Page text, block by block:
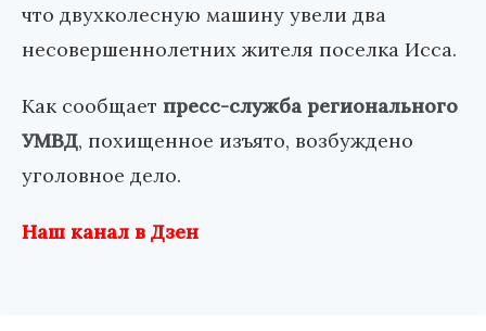
что двухколесную машину увели два
несовершеннолетних жителя поселка Исса.
Как сообщает пресс-служба регионального
УМВД, похищенное изъято, возбуждено
уголовное дело.
Наш канал в Дзен